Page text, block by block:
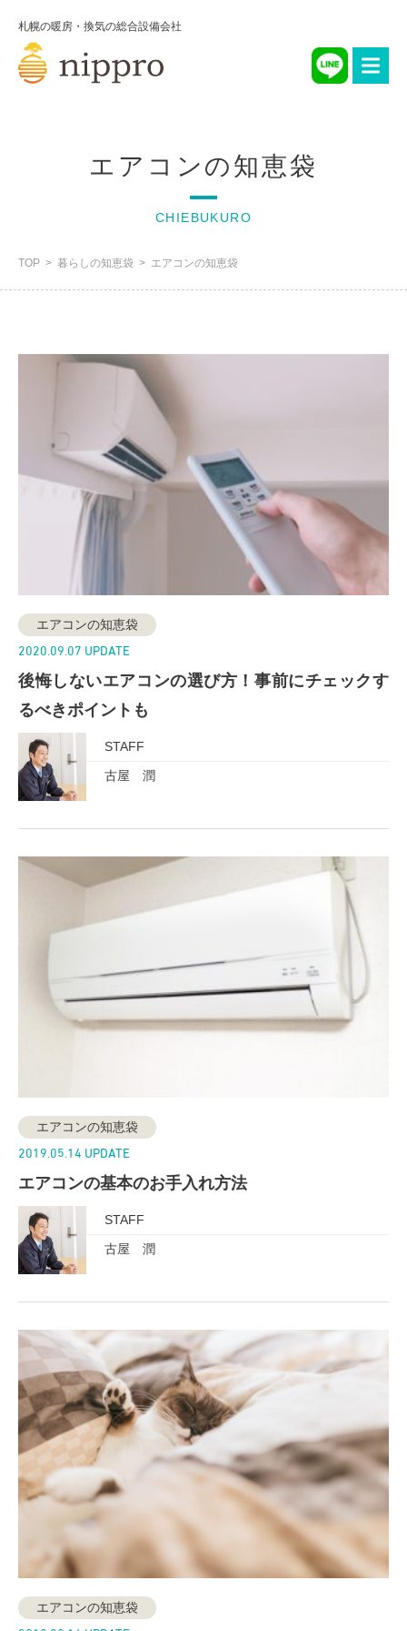
札幌の暖房・換気の総合設備会社
エアコンの知恵袋
CHIEBUKURO
TOP 暮らしの知恵袋 エアコンの知恵袋
エアコンの知恵袋
2020.09.07 UPDATE
後悔しないエアコンの選び方！事前にチェックす
るべきポイントも
STAFF
古屋 潤
エアコンの知恵袋
2019.05.14 UPDATE
エアコンの基本のお手入れ方法
STAFF
古屋 潤
エアコンの知恵袋